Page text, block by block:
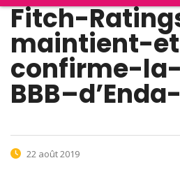
Fitch-
maintient-
confirme-
22 août 2019